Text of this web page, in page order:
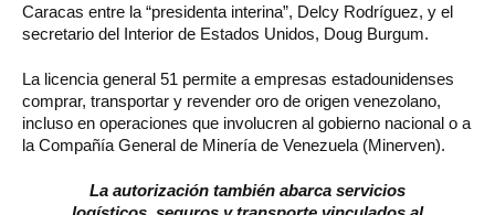
Caracas entre la “presidenta interina”, Delcy Rodríguez, y el
secretario del Interior de Estados Unidos, Doug Burgum.
La licencia general 51 permite a empresas estadounidenses
comprar, transportar y revender oro de origen venezolano,
incluso en operaciones que involucren al gobierno nacional o a
la Compañía General de Minería de Venezuela (Minerven).
La autorización también abarca servicios